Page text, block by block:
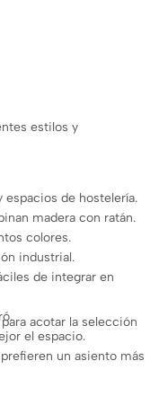
estilos y
espacios de hostelería.
madera con ratán.
colores.
industrial.
de integrar en
el espacio.
un asiento más
acotar la selección